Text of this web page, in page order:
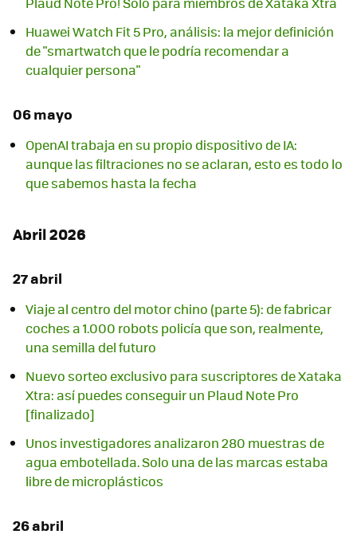
Huawei Watch Fit 5 Pro, análisis: la mejor definición
de "smartwatch que le podría recomendar a
cualquier persona"
06 mayo
OpenAI trabaja en su propio dispositivo de IA:
aunque las filtraciones no se aclaran, esto es todo lo
que sabemos hasta la fecha
Abril 2026
27 abril
Viaje al centro del motor chino (parte 5): de fabricar
coches a 1.000 robots policía que son, realmente,
una semilla del futuro
Nuevo sorteo exclusivo para suscriptores de Xataka
Xtra: así puedes conseguir un Plaud Note Pro
[finalizado]
Unos investigadores analizaron 280 muestras de
agua embotellada. Solo una de las marcas estaba
libre de microplásticos
26 abril